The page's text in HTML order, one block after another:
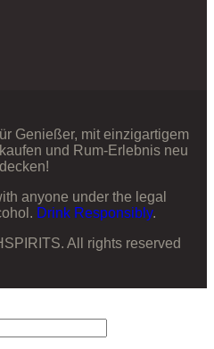
Genießer, mit einzigartigem
und Rum-Erlebnis neu
anyone under the legal
Drink Responsibly.
All rights reserved